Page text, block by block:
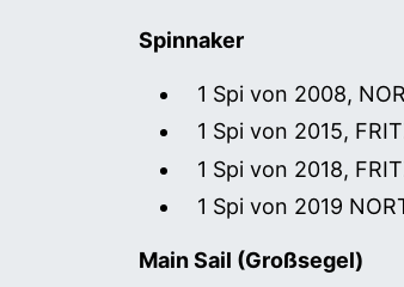
Spinnaker
1 Spi von 2008,
1 Spi von 2015,
1 Spi von 2018,
1 Spi von 2019
Main Sail (Großsegel)